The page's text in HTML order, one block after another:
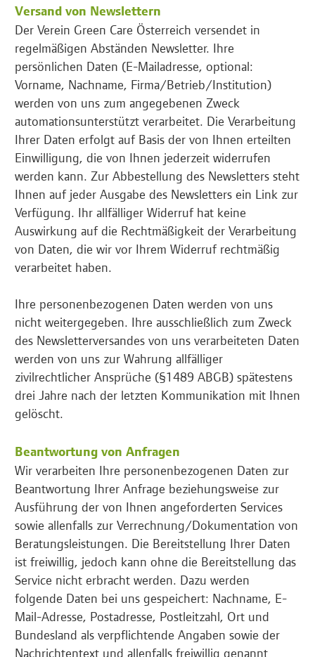
Versand von Newslettern
Der Verein Green Care Österreich versendet in
regelmäßigen Abständen Newsletter. Ihre
persönlichen Daten (E-Mailadresse, optional:
Vorname, Nachname, Firma/Betrieb/Institution)
werden von uns zum angegebenen Zweck
automationsunterstützt verarbeitet. Die Verarbeitung
Ihrer Daten erfolgt auf Basis der von Ihnen erteilten
Einwilligung, die von Ihnen jederzeit widerrufen
werden kann. Zur Abbestellung des Newsletters steht
Ihnen auf jeder Ausgabe des Newsletters ein Link zur
Verfügung. Ihr allfälliger Widerruf hat keine
Auswirkung auf die Rechtmäßigkeit der Verarbeitung
von Daten, die wir vor Ihrem Widerruf rechtmäßig
verarbeitet haben.
Ihre personenbezogenen Daten werden von uns
nicht weitergegeben. Ihre ausschließlich zum Zweck
des Newsletterversandes von uns verarbeiteten Daten
werden von uns zur Wahrung allfälliger
zivilrechtlicher Ansprüche (§1489 ABGB) spätestens
drei Jahre nach der letzten Kommunikation mit Ihnen
gelöscht.
Beantwortung von Anfragen
Wir verarbeiten Ihre personenbezogenen Daten zur
Beantwortung Ihrer Anfrage beziehungsweise zur
Ausführung der von Ihnen angeforderten Services
sowie allenfalls zur Verrechnung/Dokumentation von
Beratungsleistungen. Die Bereitstellung Ihrer Daten
ist freiwillig, jedoch kann ohne die Bereitstellung das
Service nicht erbracht werden. Dazu werden
folgende Daten bei uns gespeichert: Nachname, E-
Mail-Adresse, Postadresse, Postleitzahl, Ort und
Bundesland als verpflichtende Angaben sowie der
Nachrichtentext und allenfalls freiwillig genannt